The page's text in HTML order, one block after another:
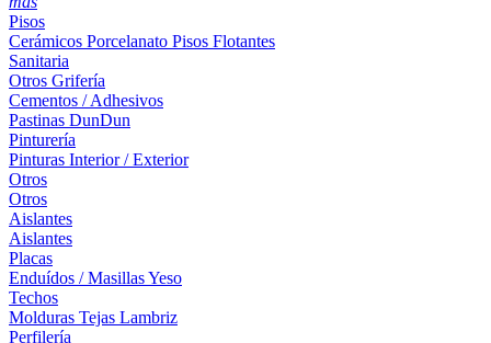
Pisos
Cerámicos Porcelanato Pisos Flotantes
Sanitaria
Otros Grifería
Cementos / Adhesivos
Pastinas DunDun
Pinturería
Pinturas Interior / Exterior
Otros
Otros
Aislantes
Aislantes
Placas
Enduídos / MasillasYeso
Techos
Molduras Tejas Lambriz
Perfilería